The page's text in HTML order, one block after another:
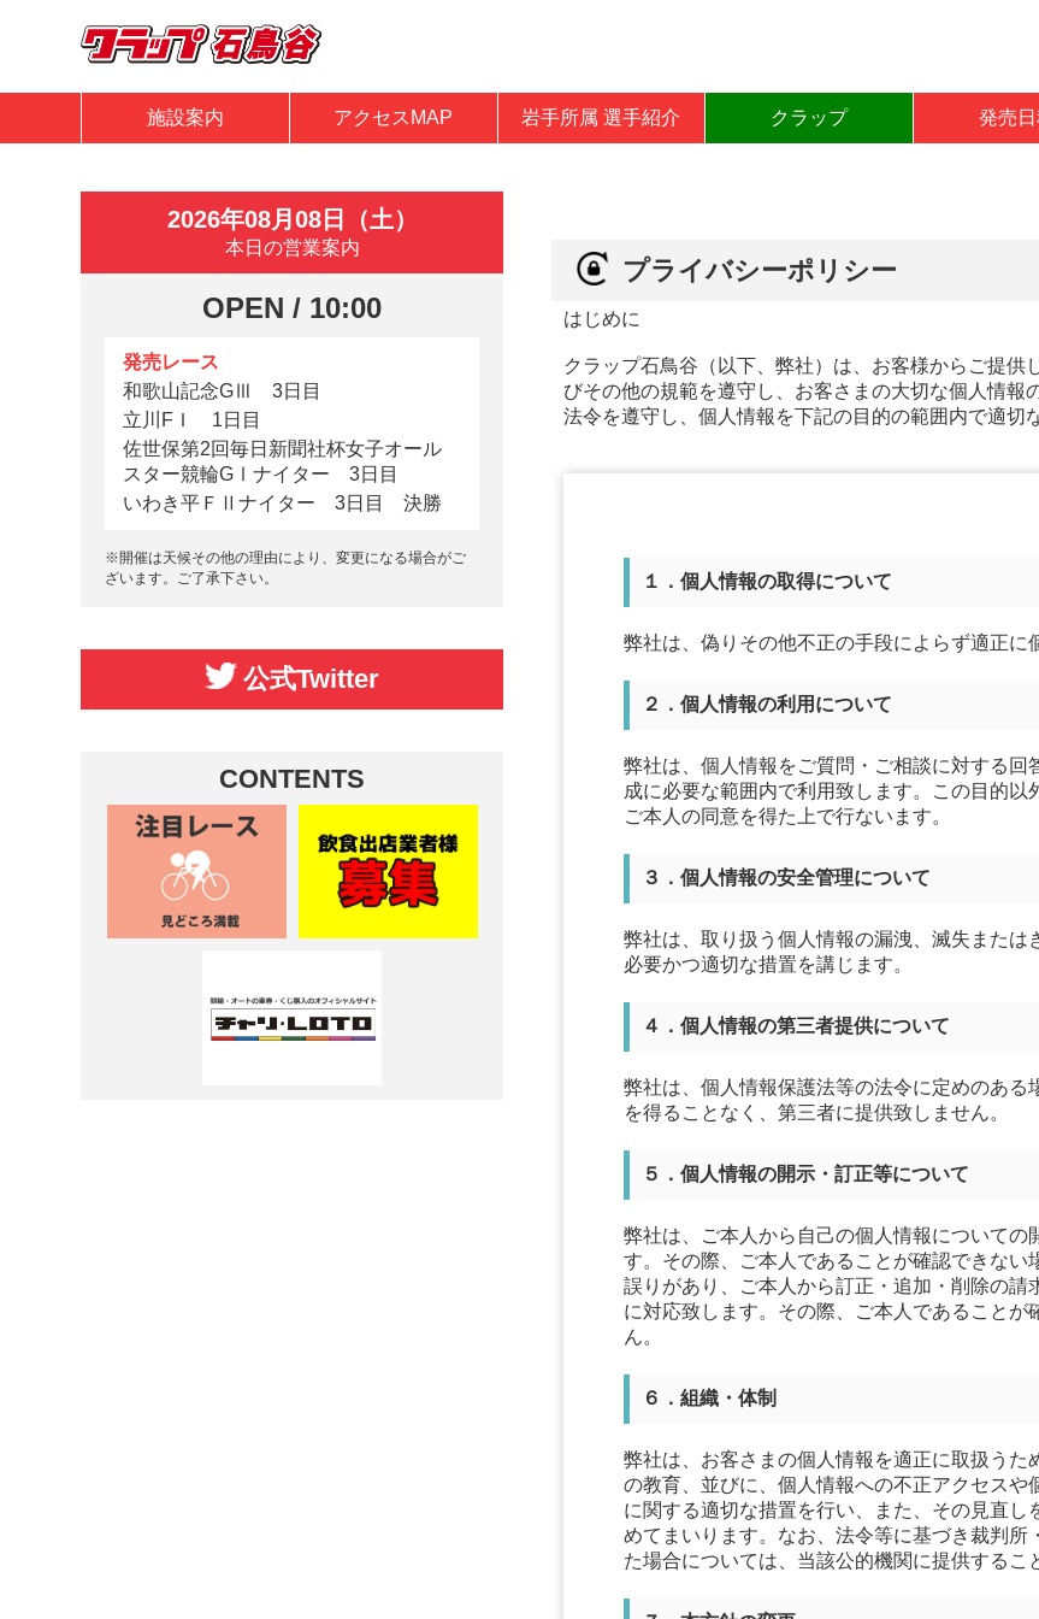
施設案内 アクセスMAP 岩手所属 選手紹介 クラップ 発売
2026年08月08日（土）
本日の営業案内
OPEN / 10:00
発売レース
和歌山記念GⅢ 3日目
立川FＩ 1日目
佐世保第2回毎日新聞社杯女子オール
スター競輪GⅠナイター 3日目
いわき平ＦⅡナイター 3日目 決勝
※開催は天候その他の理由により、変更になる場合がご
ざいます。ご了承下さい。
公式Twitter
CONTENTS
プライバシーポリシー
はじめに
クラップ石鳥谷（以下、弊社）は、お客様からご提
びその他の規範を遵守し、お客さまの大切な個人情
法令を遵守し、個人情報を下記の目的の範囲内で適切
１．個人情報の取得について
弊社は、偽りその他不正の手段によらず適正に
２．個人情報の利用について
弊社は、個人情報をご質問・ご相談に対する
成に必要な範囲内で利用致します。この目的
ご本人の同意を得た上で行ないます。
３．個人情報の安全管理について
弊社は、取り扱う個人情報の漏洩、滅失また
必要かつ適切な措置を講じます。
４．個人情報の第三者提供について
弊社は、個人情報保護法等の法令に定めのあ
を得ることなく、第三者に提供致しません。
５．個人情報の開示・訂正等について
弊社は、ご本人から自己の個人情報についての
す。その際、ご本人であることが確認できな
誤りがあり、ご本人から訂正・追加・削除の
に対応致します。その際、ご本人であること
ん。
６．組織・体制
弊社は、お客さまの個人情報を適正に取扱う
の教育、並びに、個人情報への不正アクセス
に関する適切な措置を行い、また、その見直
めてまいります。なお、法令等に基づき裁判
た場合については、当該公的機関に提供するこ